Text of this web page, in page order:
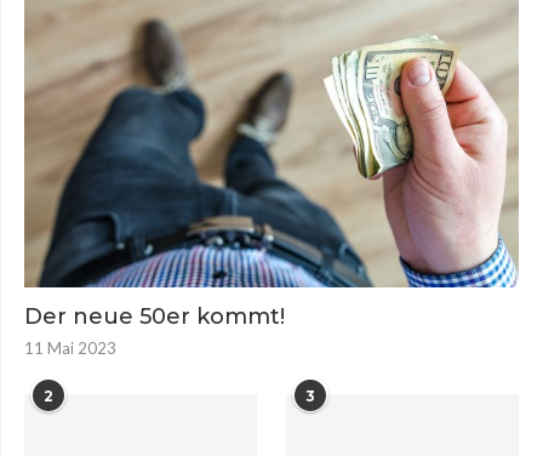
Der neue 50er kommt!
11 Mai 2023
2 3